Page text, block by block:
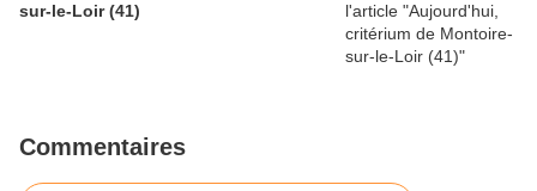
sur-le-Loir (41)
Commentaires